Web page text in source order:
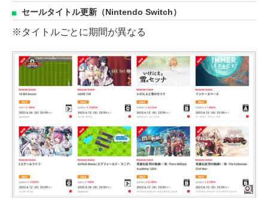
セールタイトル更新（Nintendo Switch）
※タイトルごとに期間が異なる